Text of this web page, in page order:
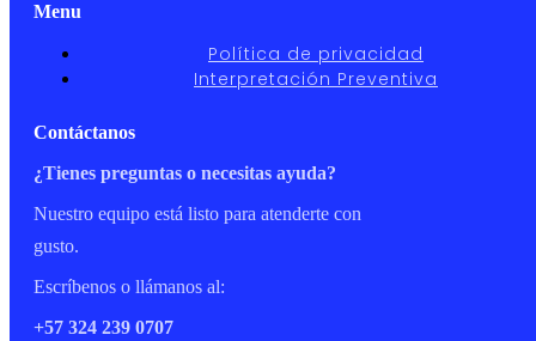
Menu
Política de privacidad
Interpretación Preventiva
Contáctanos
¿Tienes preguntas o necesitas ayuda?
Nuestro equipo está listo para atenderte con
gusto.
Escríbenos o llámanos al:
+57 324 239 0707